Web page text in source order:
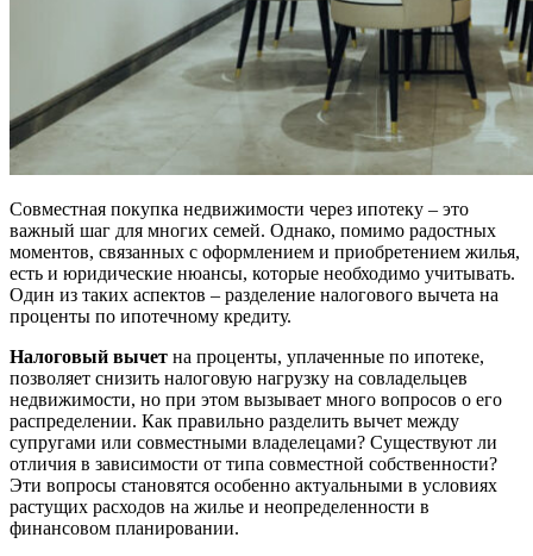
Совместная покупка недвижимости через ипотеку – это
важный шаг для многих семей. Однако, помимо радостных
моментов, связанных с оформлением и приобретением жилья,
есть и юридические нюансы, которые необходимо учитывать.
Один из таких аспектов – разделение налогового вычета на
проценты по ипотечному кредиту.
Налоговый вычет на проценты, уплаченные по ипотеке,
позволяет снизить налоговую нагрузку на совладельцев
недвижимости, но при этом вызывает много вопросов о его
распределении. Как правильно разделить вычет между
супругами или совместными владелецами? Существуют ли
отличия в зависимости от типа совместной собственности?
Эти вопросы становятся особенно актуальными в условиях
растущих расходов на жилье и неопределенности в
финансовом планировании.